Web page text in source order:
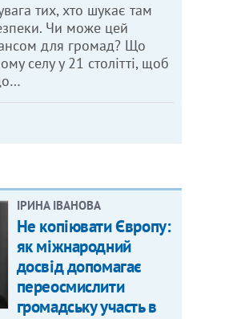
тих, хто шукає там
Чи може цей
для громад? Що
селу у 21 столітті, щоб
ІРИНА ІВАНОВА
Не копіювати Європу:
як міжнародний
досвід допомагає
переосмислити
громадську участь в